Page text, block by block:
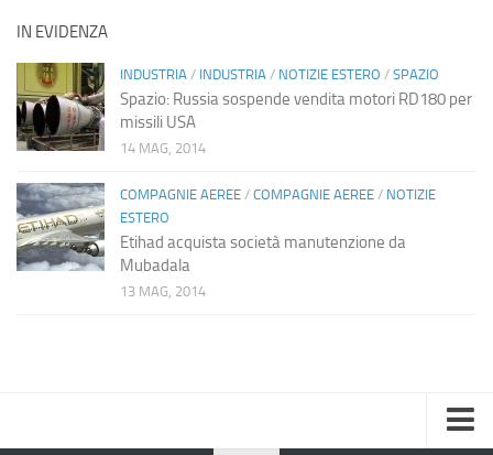
IN EVIDENZA
INDUSTRIA / INDUSTRIA / NOTIZIE ESTERO / SPAZIO
Spazio: Russia sospende vendita motori RD180 per
missili USA
14 MAG, 2014
COMPAGNIE AEREE / COMPAGNIE AEREE / NOTIZIE
ESTERO
Etihad acquista società manutenzione da
Mubadala
13 MAG, 2014